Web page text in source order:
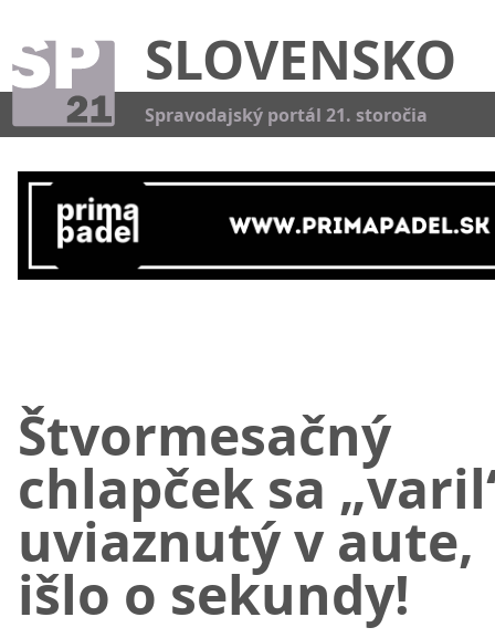
SLOVENSKO
Spravodajský portál 21. storočia
Štvormesačný
chlapček sa
uviaznutý v aute,
išlo o sekundy!